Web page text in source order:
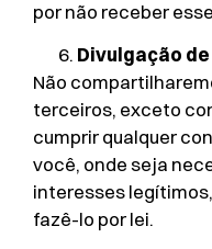
por não receber
Divulgação
Não
terceiros, exceto
cumprir qualquer
você, onde seja
interesses
fazê-lo por lei.